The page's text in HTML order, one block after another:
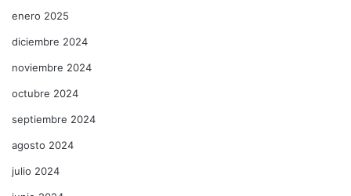
enero 2025
diciembre 2024
noviembre 2024
octubre 2024
septiembre 2024
agosto 2024
julio 2024